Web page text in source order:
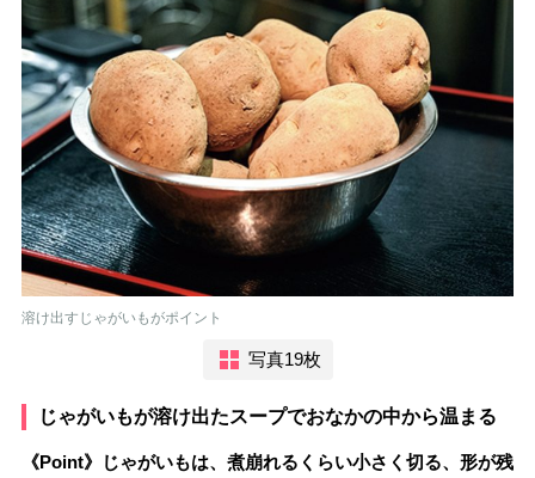
溶け出すじゃがいもがポイント
写真19枚
じゃがいもが溶け出たスープでおなかの中から温まる
《Point》じゃがいもは、煮崩れるくらい小さく切る、形が残